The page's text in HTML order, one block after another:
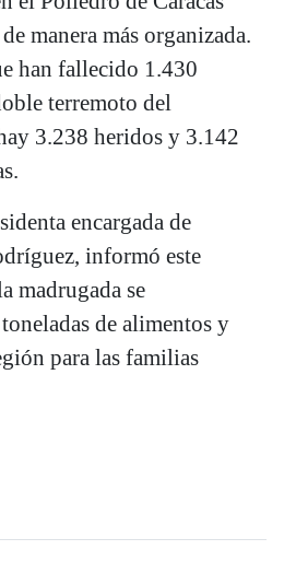
manera más organizada.
han fallecido 1.430
terremoto del
3.238 heridos y 3.142
encargada de
informó este
madrugada se
de alimentos y
para las familias